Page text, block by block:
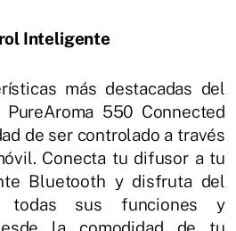
Inteligente
más destacadas del
550 Connected
de ser controlado a través
Conecta tu difusor a tu
Bluetooth y disfruta del
sus funciones y